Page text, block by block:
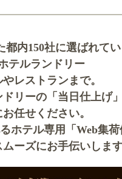
都内150社に選ばれて
テルランドリー
レストランまで。
リーの「当日仕上げ
任せください。
ホテル専用「Web集
ーズにお手伝いしま